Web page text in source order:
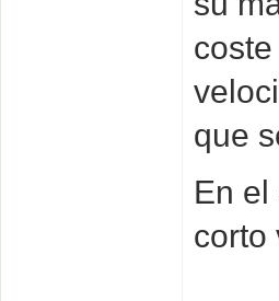
que
En
corto